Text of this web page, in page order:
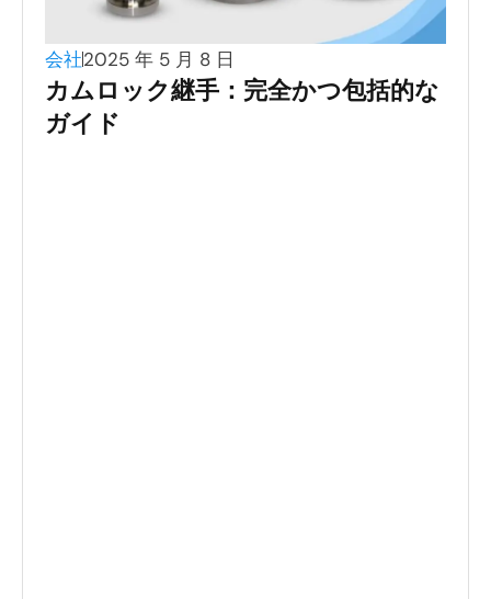
会社2025 年 5 月 8 日
カムロック継手：完全かつ包括的な
ガイド